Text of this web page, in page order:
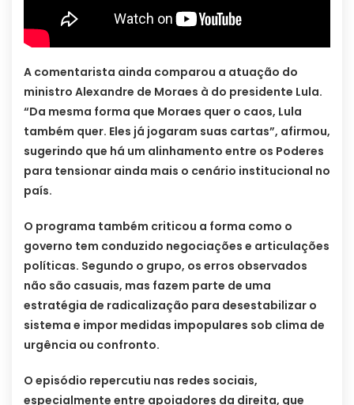
A comentarista ainda comparou a atuação do
ministro Alexandre de Moraes à do presidente Lula.
“Da mesma forma que Moraes quer o caos, Lula
também quer. Eles já jogaram suas cartas”, afirmou,
sugerindo que há um alinhamento entre os Poderes
para tensionar ainda mais o cenário institucional no
país.
O programa também criticou a forma como o
governo tem conduzido negociações e articulações
políticas. Segundo o grupo, os erros observados
não são casuais, mas fazem parte de uma
estratégia de radicalização para desestabilizar o
sistema e impor medidas impopulares sob clima de
urgência ou confronto.
O episódio repercutiu nas redes sociais,
especialmente entre apoiadores da direita, que